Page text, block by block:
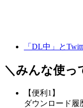
「DL中」と
＼みんな使っ
【便利1】
ダウンロード履